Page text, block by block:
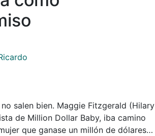
salen bien. Maggie Fitzgerald (Hilary
de Million Dollar Baby, iba camino
que ganase un millón de dólares